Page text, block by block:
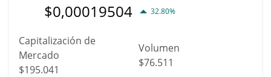
$0,00019504 32.80%
Capitalización de
Mercado
$195.041
Volumen
$76.511